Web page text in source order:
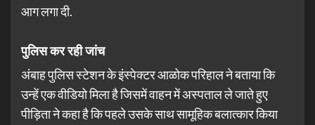
आग लगा दी.
पुलिस कर रही जांच
अंबाह पुलिस स्टेशन के इंस्पेक्टर आळोक परिहाल ने बताया कि
उन्हें एक वीडियो मिला है जिसमें वाहन में अस्पताल ले जाते हुए
पीड़िता ने कहा है कि पहले उसके साथ सामूहिक बलात्कार किया